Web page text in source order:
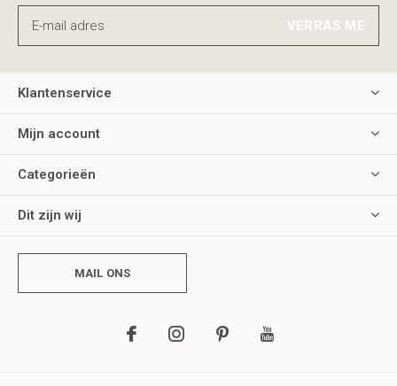
VERRAS ME
Klantenservice
Mijn account
Categorieën
Dit zijn wij
MAIL ONS